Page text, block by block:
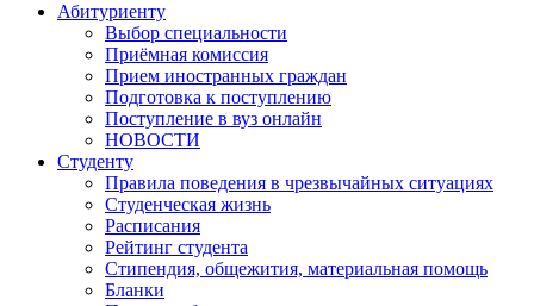
Абитуриенту
Выбор специальности
Приёмная комиссия
Прием иностранных граждан
Подготовка к поступлению
Поступление в вуз онлайн
НОВОСТИ
Студенту
Правила поведения в чрезвычайных ситуациях
Студенческая жизнь
Расписания
Рейтинг студента
Стипендия, общежития, материальная помощь
Бланки